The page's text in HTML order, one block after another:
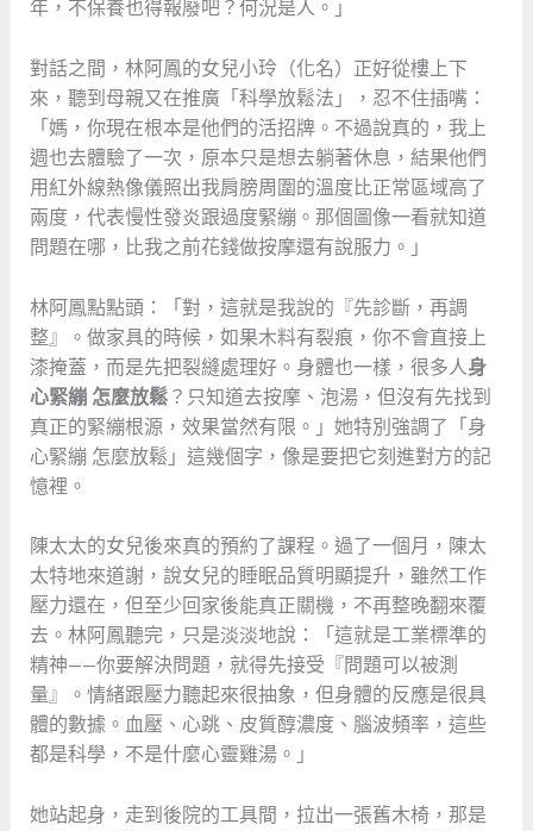
年，不保養也得報廢吧？何況是人。」
對話之間，林阿鳳的女兒小玲（化名）正好從樓上下
來，聽到母親又在推廣「科學放鬆法」，忍不住插嘴：
「媽，你現在根本是他們的活招牌。不過說真的，我上
週也去體驗了一次，原本只是想去躺著休息，結果他們
用紅外線熱像儀照出我肩膀周圍的溫度比正常區域高了
兩度，代表慢性發炎跟過度緊繃。那個圖像一看就知道
問題在哪，比我之前花錢做按摩還有說服力。」
林阿鳳點點頭：「對，這就是我說的『先診斷，再調
整』。做家具的時候，如果木料有裂痕，你不會直接上
漆掩蓋，而是先把裂縫處理好。身體也一樣，很多人身
心緊繃 怎麼放鬆？只知道去按摩、泡湯，但沒有先找到
真正的緊繃根源，效果當然有限。」她特別強調了「身
心緊繃 怎麼放鬆」這幾個字，像是要把它刻進對方的記
憶裡。
陳太太的女兒後來真的預約了課程。過了一個月，陳太
太特地來道謝，說女兒的睡眠品質明顯提升，雖然工作
壓力還在，但至少回家後能真正關機，不再整晚翻來覆
去。林阿鳳聽完，只是淡淡地說：「這就是工業標準的
精神——你要解決問題，就得先接受『問題可以被測
量』。情緒跟壓力聽起來很抽象，但身體的反應是很具
體的數據。血壓、心跳、皮質醇濃度、腦波頻率，這些
都是科學，不是什麼心靈雞湯。」
她站起身，走到後院的工具間，拉出一張舊木椅，那是